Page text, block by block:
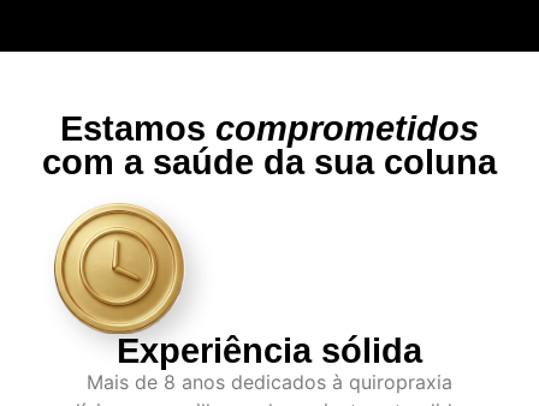
Estamos comprometidos
com a saúde da sua coluna
Experiência sólida
Mais de 8 anos dedicados à quiropraxia